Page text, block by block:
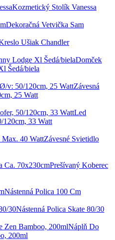
Kozmetický Stolík Vanessa
Dekoračná Vetvička Sam
Ušiak Chandler
Domček
Šedá/biela
Závesná
25 Watt
Led
120cm, 33 Watt
Závesné Svietidlo
Prešívaný Koberec
Nástenná Polica 100 Cm
Nástenná Polica Skate 80/30
Náplň Do
200ml